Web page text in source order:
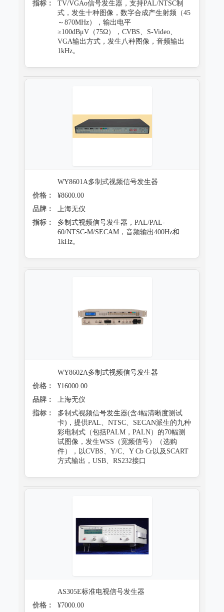
指标：
TV/VGAo信号发生器，支持PAL/NTSC制
式，发生十种图像，数字合成产生射频（45
～870MHz），输出电平
≥100dBμV（75Ω），CVBS、S-Video、
VGA输出方式，发生八种图像，音频输出
1kHz。
WY8601A多制式视频信号发生器
价格：
¥8600.00
品牌：
上海无仪
指标：
多制式视频信号发生器，PAL/PAL-
60/NTSC-M/SECAM，音频输出400Hz和
1kHz。
WY8602A多制式视频信号发生器
价格：
¥16000.00
品牌：
上海无仪
指标：
多制式视频信号发生器(含4幅清晰度测试
卡)，提供PAL、NTSC、SECAN派生的九种
彩电制式（包括PALM，PALN）的70幅测
试图像，发生WSS（宽频信号）（选购
件），以CVBS、Y/C、Y Cb Cr以及SCART
方式输出，USB、RS232接口
AS305E标准电视信号发生器
价格：
¥7000.00